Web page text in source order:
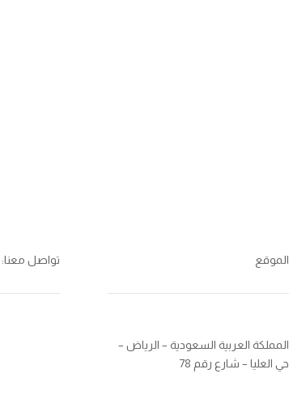
تواصل معنا: الموقع
المملكة العربية السعودية – الرياض –
حي العليا – شارع رقم 78